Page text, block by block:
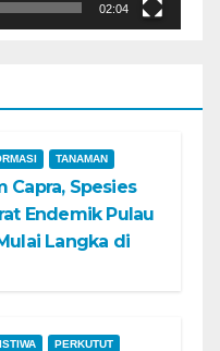
02:04
TANAMAN
Capra, Spesies
Endemik Pulau
Langka di
PERKUTUT